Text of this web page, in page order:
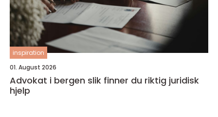
inspiration
01. August 2026
Advokat i bergen slik finner du riktig juridisk
hjelp